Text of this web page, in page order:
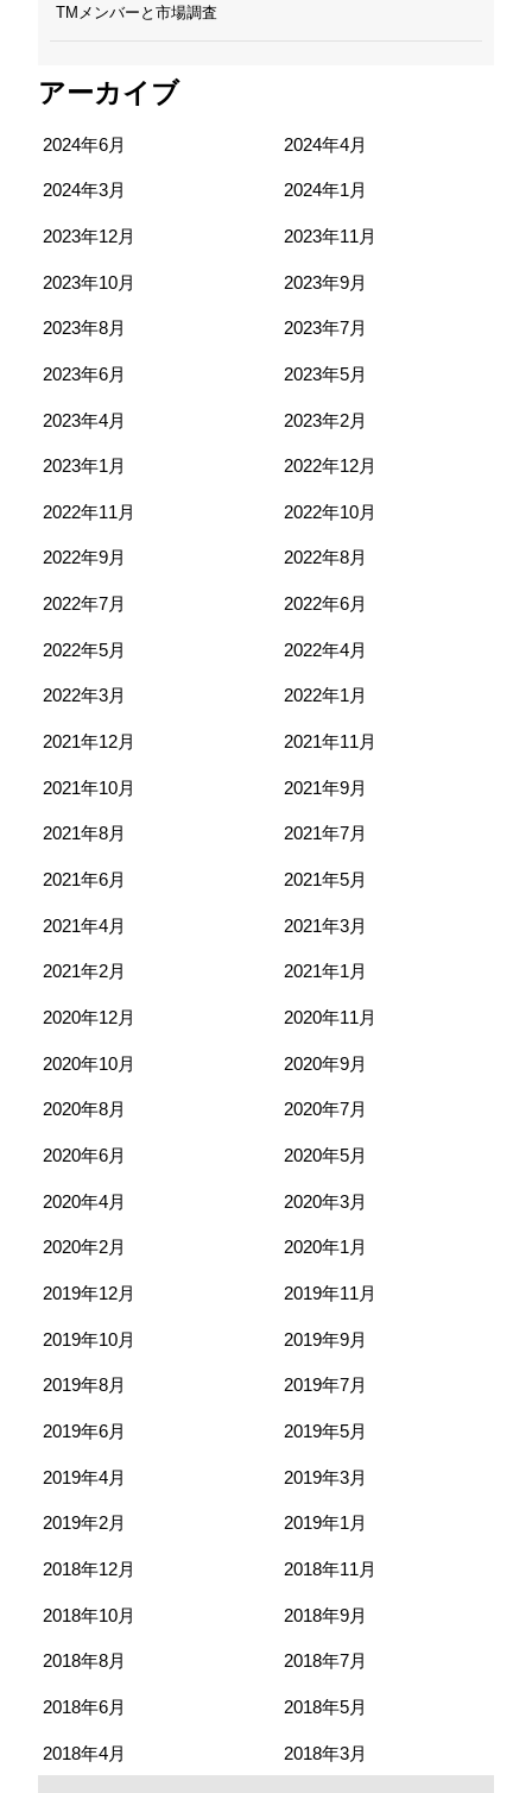
TMメンバーと市場調査
アーカイブ
2024年6月 2024年4月
2024年3月 2024年1月
2023年12月 2023年11月
2023年10月 2023年9月
2023年8月 2023年7月
2023年6月 2023年5月
2023年4月 2023年2月
2023年1月 2022年12月
2022年11月 2022年10月
2022年9月 2022年8月
2022年7月 2022年6月
2022年5月 2022年4月
2022年3月 2022年1月
2021年12月 2021年11月
2021年10月 2021年9月
2021年8月 2021年7月
2021年6月 2021年5月
2021年4月 2021年3月
2021年2月 2021年1月
2020年12月 2020年11月
2020年10月 2020年9月
2020年8月 2020年7月
2020年6月 2020年5月
2020年4月 2020年3月
2020年2月 2020年1月
2019年12月 2019年11月
2019年10月 2019年9月
2019年8月 2019年7月
2019年6月 2019年5月
2019年4月 2019年3月
2019年2月 2019年1月
2018年12月 2018年11月
2018年10月 2018年9月
2018年8月 2018年7月
2018年6月 2018年5月
2018年4月 2018年3月